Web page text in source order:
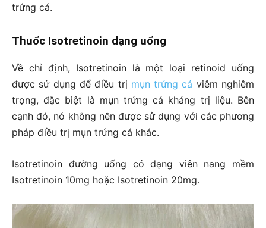
trứng cá.
Thuốc Isotretinoin dạng uống
Về chỉ định, Isotretinoin là một loại retinoid uống
được sử dụng để điều trị mụn trứng cá viêm nghiêm
trọng, đặc biệt là mụn trứng cá kháng trị liệu. Bên
cạnh đó, nó không nên được sử dụng với các phương
pháp điều trị mụn trứng cá khác.
Isotretinoin đường uống có dạng viên nang mềm
Isotretinoin 10mg hoặc Isotretinoin 20mg.